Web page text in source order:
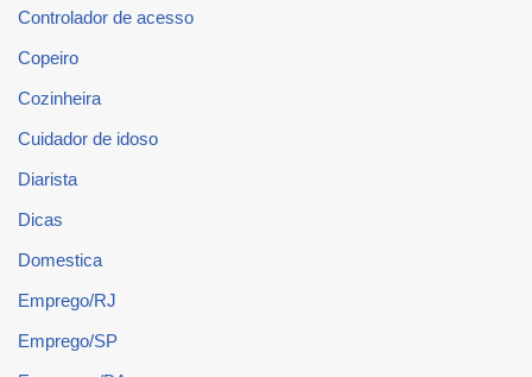
Controlador de acesso
Copeiro
Cozinheira
Cuidador de idoso
Diarista
Dicas
Domestica
Emprego/RJ
Emprego/SP